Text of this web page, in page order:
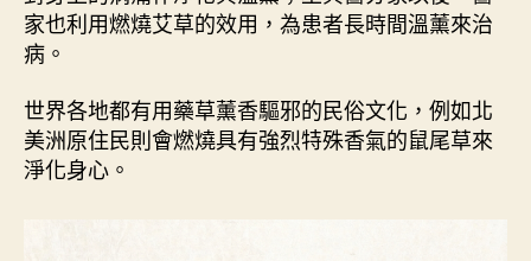
家也利用燃燒艾草的效用，為患者長時間溫薰來治
病。
世界各地都有用藥草薰香驅邪的民俗文化，例如北
美洲原住民則會燃燒具有強烈特殊香氣的鼠尾草來
淨化身心。